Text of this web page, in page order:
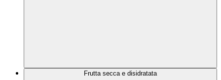
Frutta secca e disidratata